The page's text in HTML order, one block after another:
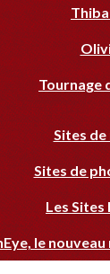
Tournage
Sites
Sites de
Les Sites
le